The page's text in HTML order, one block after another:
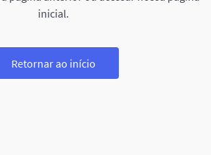
inicial.
Retornar ao início